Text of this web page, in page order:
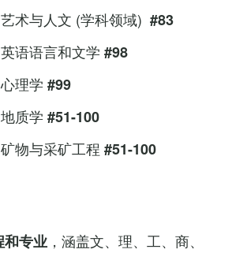
艺术与人文 (学科领域) #83
英语语言和文学 #98
心理学 #99
地质学 #51-100
矿物与采矿工程 #51-100
和专业 ，涵盖文、理、工、商、